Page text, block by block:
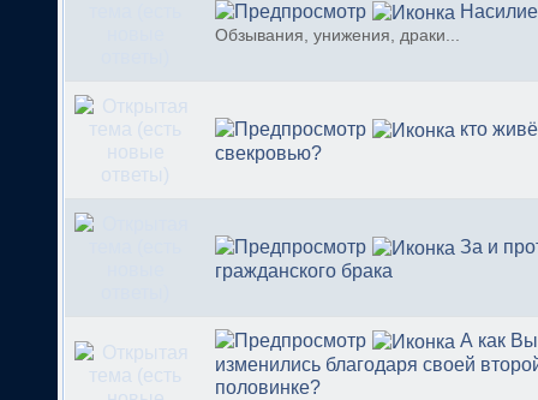
Обзывания, унижения, драки...
кто
свекровью?
За и
гражданского брака
А как Вы
изменились благодаря своей
половинке?